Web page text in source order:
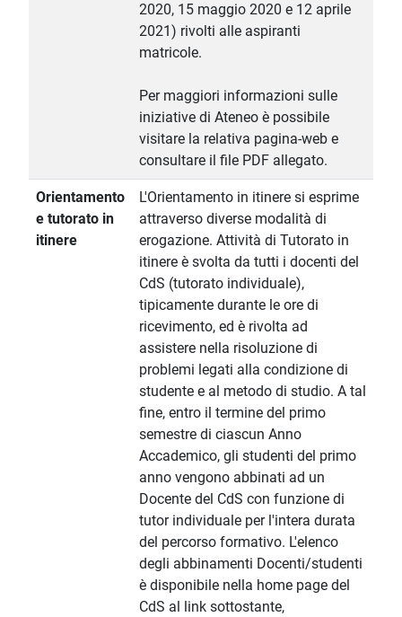
2020, 15 maggio 2020 e 12 aprile
2021) rivolti alle aspiranti
matricole.
Per maggiori informazioni sulle
iniziative di Ateneo è possibile
visitare la relativa pagina-web e
consultare il file PDF allegato.
Orientamento
e tutorato in
itinere
L'Orientamento in itinere si esprime
attraverso diverse modalità di
erogazione. Attività di Tutorato in
itinere è svolta da tutti i docenti del
CdS (tutorato individuale),
tipicamente durante le ore di
ricevimento, ed è rivolta ad
assistere nella risoluzione di
problemi legati alla condizione di
studente e al metodo di studio. A tal
fine, entro il termine del primo
semestre di ciascun Anno
Accademico, gli studenti del primo
anno vengono abbinati ad un
Docente del CdS con funzione di
tutor individuale per l'intera durata
del percorso formativo. L'elenco
degli abbinamenti Docenti/studenti
è disponibile nella home page del
CdS al link sottostante,